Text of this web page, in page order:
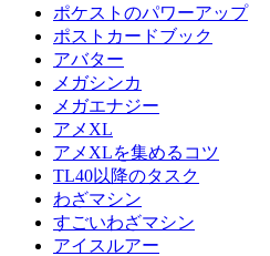
ポケストのパワーアップ
ポストカードブック
アバター
メガシンカ
メガエナジー
アメXL
アメXLを集めるコツ
TL40以降のタスク
わざマシン
すごいわざマシン
アイスルアー